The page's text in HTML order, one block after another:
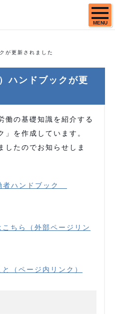
MENU
が更新されました
ハンドブックが更
の基礎知識を紹介する
」を作成しています。
たのでお知らせしま
ハンドブック
ちら（外部ページリン
（ページ内リンク）